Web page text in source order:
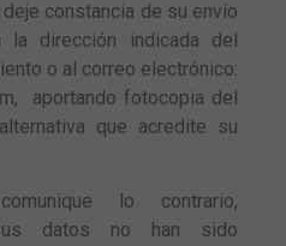
constancia de su envío
dirección indicada del
o al correo electrónico:
​​aportando fotocopia del
que acredite su
lo contrario,
datos no han sido